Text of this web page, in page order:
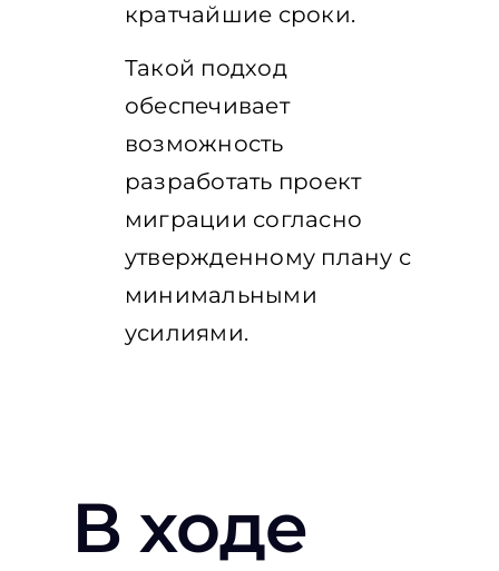
кратчайшие сроки.
Такой подход
обеспечивает
возможность
разработать проект
миграции согласно
утвержденному плану с
минимальными
усилиями.
В ходе